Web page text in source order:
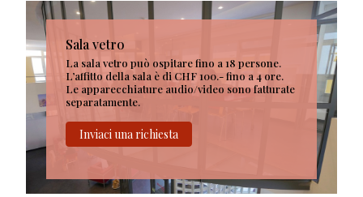
Sala vetro
La sala vetro può ospitare fino a 18 persone.
L’affitto della sala è di CHF 100.- fino a 4 ore.
Le apparecchiature audio/video sono fatturate
separatamente.
Inviaci una richiesta